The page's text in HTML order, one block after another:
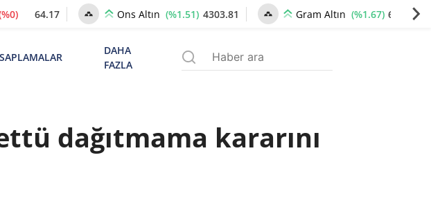
64.17 Ons Altın (%1.51) 4303.81 Gram Altın (%1.67) 6601.32
DAHA
FAZLA
dağıtmama kararını